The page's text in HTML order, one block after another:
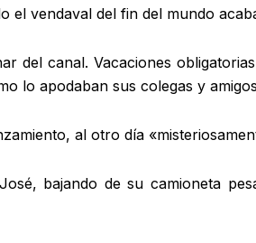
el vendaval del fin del mundo
del canal. Vacaciones
lo apodaban sus colegas y
al otro día
bajando de su camioneta